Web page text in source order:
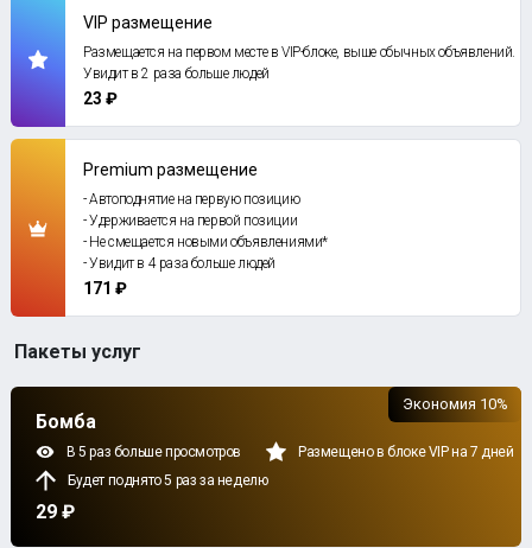
VIP размещение
Размещается на первом месте в VIP-блоке, выше обычных объявлений.
Увидит в 2 раза больше людей
23 ₽
Premium размещение
- Автоподнятие на первую позицию
- Удерживается на первой позиции
- Не смещается новыми объявлениями*
- Увидит в 4 раза больше людей
171 ₽
Пакеты услуг
Бомба
В 5 раз больше просмотров
Размещено в блоке VIP на 7 дней
Будет поднято 5 раз за неделю
29 ₽
Экономия 10%